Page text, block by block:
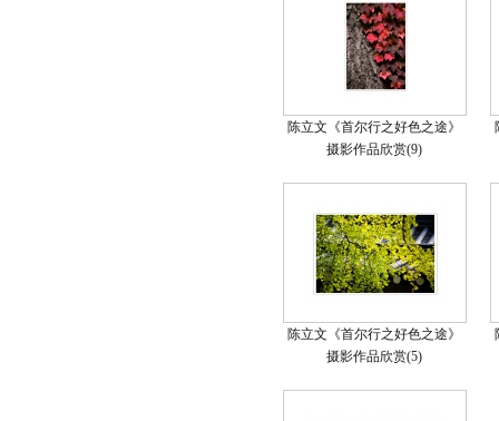
陈立文《首尔行之好色之途》
摄影作品欣赏(9)
陈立文《首尔行之好色之途》
摄影作品欣赏(5)